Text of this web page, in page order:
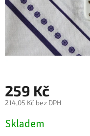
259 Kč
214,05 Kč bez DPH
cena:
Skladem